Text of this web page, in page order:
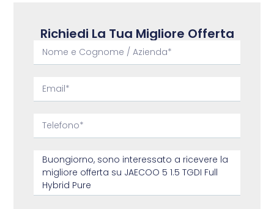
Richiedi La Tua Migliore Offerta